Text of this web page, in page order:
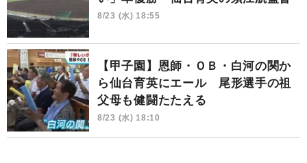
8/23 (水) 18:55
【甲子園】恩師・ＯＢ・白河の関か
ら仙台育英にエール 尾形選手の祖
父母も健闘たたえる
8/23 (水) 18:10